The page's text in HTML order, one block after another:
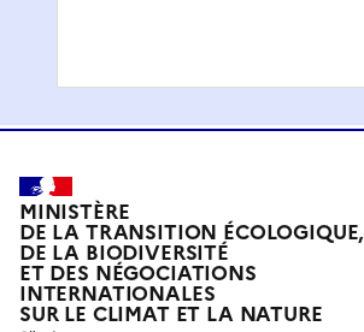
MINISTÈRE
DE LA TRANSITION ÉCOLOGIQUE,
DE LA BIODIVERSITÉ
ET DES NÉGOCIATIONS
INTERNATIONALES
SUR LE CLIMAT ET LA NATURE